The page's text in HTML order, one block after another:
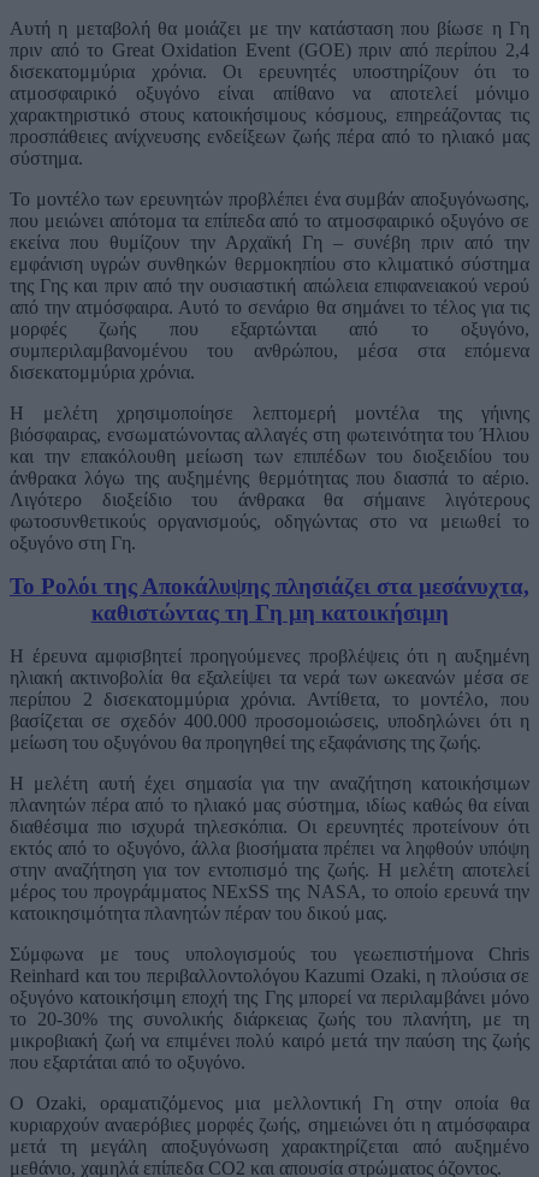
Αυτή η μεταβολή θα μοιάζει με την κατάσταση που βίωσε η Γη
πριν από το Great Oxidation Event (GOE) πριν από περίπου 2,4
δισεκατομμύρια χρόνια. Οι ερευνητές υποστηρίζουν ότι το
ατμοσφαιρικό οξυγόνο είναι απίθανο να αποτελεί μόνιμο
χαρακτηριστικό στους κατοικήσιμους κόσμους, επηρεάζοντας τις
προσπάθειες ανίχνευσης ενδείξεων ζωής πέρα από το ηλιακό μας
σύστημα.
Το μοντέλο των ερευνητών προβλέπει ένα συμβάν αποξυγόνωσης,
που μειώνει απότομα τα επίπεδα από το ατμοσφαιρικό οξυγόνο σε
εκείνα που θυμίζουν την Αρχαϊκή Γη – συνέβη πριν από την
εμφάνιση υγρών συνθηκών θερμοκηπίου στο κλιματικό σύστημα
της Γης και πριν από την ουσιαστική απώλεια επιφανειακού νερού
από την ατμόσφαιρα. Αυτό το σενάριο θα σημάνει το τέλος για τις
μορφές ζωής που εξαρτώνται από το οξυγόνο,
συμπεριλαμβανομένου του ανθρώπου, μέσα στα επόμενα
δισεκατομμύρια χρόνια.
Η μελέτη χρησιμοποίησε λεπτομερή μοντέλα της γήινης
βιόσφαιρας, ενσωματώνοντας αλλαγές στη φωτεινότητα του Ήλιου
και την επακόλουθη μείωση των επιπέδων του διοξειδίου του
άνθρακα λόγω της αυξημένης θερμότητας που διασπά το αέριο.
Λιγότερο διοξείδιο του άνθρακα θα σήμαινε λιγότερους
φωτοσυνθετικούς οργανισμούς, οδηγώντας στο να μειωθεί το
οξυγόνο στη Γη.
To Ρολόι της Αποκάλυψης πλησιάζει στα μεσάνυχτα,
καθιστώντας τη Γη μη κατοικήσιμη
Η έρευνα αμφισβητεί προηγούμενες προβλέψεις ότι η αυξημένη
ηλιακή ακτινοβολία θα εξαλείψει τα νερά των ωκεανών μέσα σε
περίπου 2 δισεκατομμύρια χρόνια. Αντίθετα, το μοντέλο, που
βασίζεται σε σχεδόν 400.000 προσομοιώσεις, υποδηλώνει ότι η
μείωση του οξυγόνου θα προηγηθεί της εξαφάνισης της ζωής.
Η μελέτη αυτή έχει σημασία για την αναζήτηση κατοικήσιμων
πλανητών πέρα από το ηλιακό μας σύστημα, ιδίως καθώς θα είναι
διαθέσιμα πιο ισχυρά τηλεσκόπια. Οι ερευνητές προτείνουν ότι
εκτός από το οξυγόνο, άλλα βιοσήματα πρέπει να ληφθούν υπόψη
στην αναζήτηση για τον εντοπισμό της ζωής. Η μελέτη αποτελεί
μέρος του προγράμματος NExSS της NASA, το οποίο ερευνά την
κατοικησιμότητα πλανητών πέραν του δικού μας.
Σύμφωνα με τους υπολογισμούς του γεωεπιστήμονα Chris
Reinhard και του περιβαλλοντολόγου Kazumi Ozaki, η πλούσια σε
οξυγόνο κατοικήσιμη εποχή της Γης μπορεί να περιλαμβάνει μόνο
το 20-30% της συνολικής διάρκειας ζωής του πλανήτη, με τη
μικροβιακή ζωή να επιμένει πολύ καιρό μετά την παύση της ζωής
που εξαρτάται από το οξυγόνο.
Ο Ozaki, οραματιζόμενος μια μελλοντική Γη στην οποία θα
κυριαρχούν αναερόβιες μορφές ζωής, σημειώνει ότι η ατμόσφαιρα
μετά τη μεγάλη αποξυγόνωση χαρακτηρίζεται από αυξημένο
μεθάνιο, χαμηλά επίπεδα CO2 και απουσία στρώματος όζοντος.